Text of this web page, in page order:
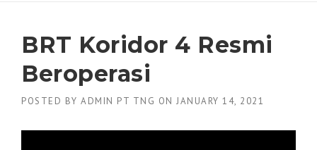
BRT Koridor 4 Resmi
Beroperasi
POSTED BY ADMIN PT TNG ON JANUARY 14, 2021